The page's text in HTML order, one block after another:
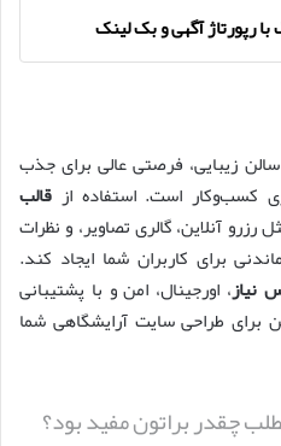
رپورتاژ آگهی و بک لینک
زیبایی، فرصتی عالی برای جذب
کسب‌وکار است. استفاده از قالب
رزرو آنلاین، گالری تصاویر، و نظرات
برای کاربران شما ایجاد کند.
نیاز، اورجینال، امن و با پشتیبانی
برای طراحی سایت آرایشگاهی شما
چقدر براتون مفید بود؟